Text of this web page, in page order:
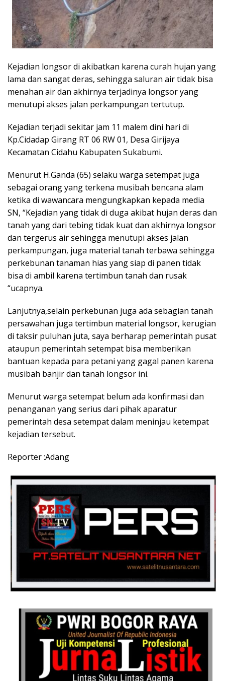
Kejadian longsor di akibatkan karena curah hujan yang
lama dan sangat deras, sehingga saluran air tidak bisa
menahan air dan akhirnya terjadinya longsor yang
menutupi akses jalan perkampungan tertutup.
Kejadian terjadi sekitar jam 11 malem dini hari di
Kp.Cidadap Girang RT 06 RW 01, Desa Girijaya
Kecamatan Cidahu Kabupaten Sukabumi.
Menurut H.Ganda (65) selaku warga setempat juga
sebagai orang yang terkena musibah bencana alam
ketika di wawancara mengungkapkan kepada media
SN, “Kejadian yang tidak di duga akibat hujan deras dan
tanah yang dari tebing tidak kuat dan akhirnya longsor
dan tergerus air sehingga menutupi akses jalan
perkampungan, juga material tanah terbawa sehingga
perkebunan tanaman hias yang siap di panen tidak
bisa di ambil karena tertimbun tanah dan rusak
“ucapnya.
Lanjutnya,selain perkebunan juga ada sebagian tanah
persawahan juga tertimbun material longsor, kerugian
di taksir puluhan juta, saya berharap pemerintah pusat
ataupun pemerintah setempat bisa memberikan
bantuan kepada para petani yang gagal panen karena
musibah banjir dan tanah longsor ini.
Menurut warga setempat belum ada konfirmasi dan
penanganan yang serius dari pihak aparatur
pemerintah desa setempat dalam meninjau ketempat
kejadian tersebut.
Reporter :Adang